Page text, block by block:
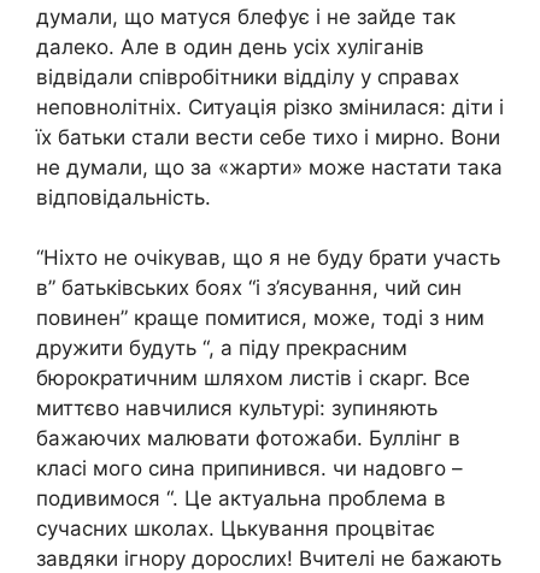
думали, що матуся блефує і не зайде так
далеко. Але в один день усіх хуліганів
відвідали співробітники відділу у справах
неповнолітніх. Ситуація різко змінилася: діти і
їх батьки стали вести себе тихо і мирно. Вони
не думали, що за «жарти» може настати така
відповідальність.
“Ніхто не очікував, що я не буду брати участь
в” батьківських боях “і з’ясування, чий син
повинен” краще помитися, може, тоді з ним
дружити будуть “, а піду прекрасним
бюрократичним шляхом листів і скарг. Все
миттєво навчилися культурі: зупиняють
бажаючих малювати фотожаби. Буллінг в
класі мого сина припинився. чи надовго –
подивимося “. Це актуальна проблема в
сучасних школах. Цькування процвітає
завдяки ігнору дорослих! Вчителі не бажають